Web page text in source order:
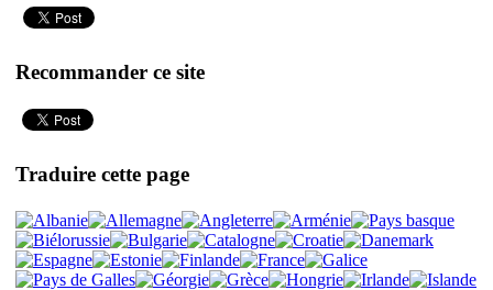
Recommander ce site
Traduire cette page